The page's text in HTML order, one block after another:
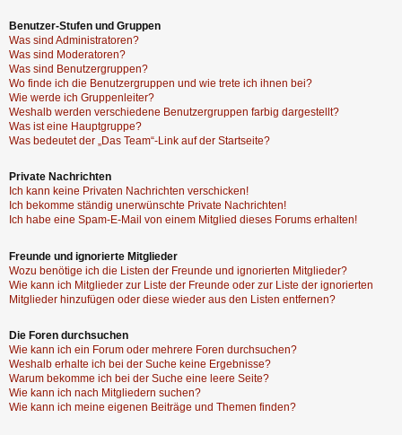
Benutzer-Stufen und Gruppen
Was sind Administratoren?
Was sind Moderatoren?
Was sind Benutzergruppen?
Wo finde ich die Benutzergruppen und wie trete ich ihnen bei?
Wie werde ich Gruppenleiter?
Weshalb werden verschiedene Benutzergruppen farbig dargestellt?
Was ist eine Hauptgruppe?
Was bedeutet der „Das Team“-Link auf der Startseite?
Private Nachrichten
Ich kann keine Privaten Nachrichten verschicken!
Ich bekomme ständig unerwünschte Private Nachrichten!
Ich habe eine Spam-E-Mail von einem Mitglied dieses Forums erhalten!
Freunde und ignorierte Mitglieder
Wozu benötige ich die Listen der Freunde und ignorierten Mitglieder?
Wie kann ich Mitglieder zur Liste der Freunde oder zur Liste der ignorierten
Mitglieder hinzufügen oder diese wieder aus den Listen entfernen?
Die Foren durchsuchen
Wie kann ich ein Forum oder mehrere Foren durchsuchen?
Weshalb erhalte ich bei der Suche keine Ergebnisse?
Warum bekomme ich bei der Suche eine leere Seite?
Wie kann ich nach Mitgliedern suchen?
Wie kann ich meine eigenen Beiträge und Themen finden?